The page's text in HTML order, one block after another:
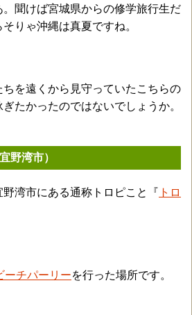
聞けば宮城県からの修学旅行生だ
りゃ沖縄は真夏ですね。
を遠くから見守っていたこちらの
たかったのではないでしょうか。
野湾市）
湾市にある通称トロピこと『 トロ
ーチパーリーを行った場所です。